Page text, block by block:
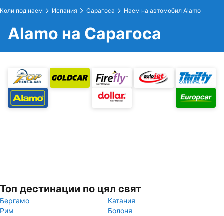
Коли под наем Испания Сарагоса Наем на автомобил Alamo
Alamo на Сарагоса
Топ дестинации по цял свят
Бергамо
Катания
Рим
Болоня